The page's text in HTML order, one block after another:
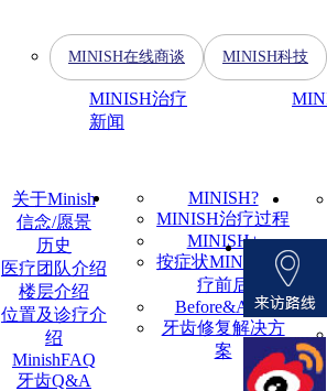
MINISH治疗
新闻
MINISH在线商谈 MINISH科技
关于Minish
信念/愿景
历史
医疗团队介绍
楼层介绍
位置及诊疗介
绍
MinishFAQ
牙齿Q&A
MINISH?
MINISH治疗过程
MINISH+
按症状MINISH治
疗前后
Before&After
牙齿修复解决方
案